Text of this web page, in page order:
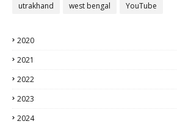
utrakhand
west bengal YouTube
2020
2021
2022
2023
2024